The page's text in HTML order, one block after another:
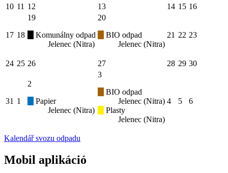
10 11 12 13 14 15 16
17 18
19
Komunálny odpad
Jelenec (Nitra)
20
BIO odpad
Jelenec (Nitra)
21 22 23
24 25 26 27 28 29 30
31 1
2
Papier
Jelenec (Nitra)
3
BIO odpad
Jelenec (Nitra)
Plasty
Jelenec (Nitra)
4 5 6
Kalendář svozu odpadu
Mobil aplikáció